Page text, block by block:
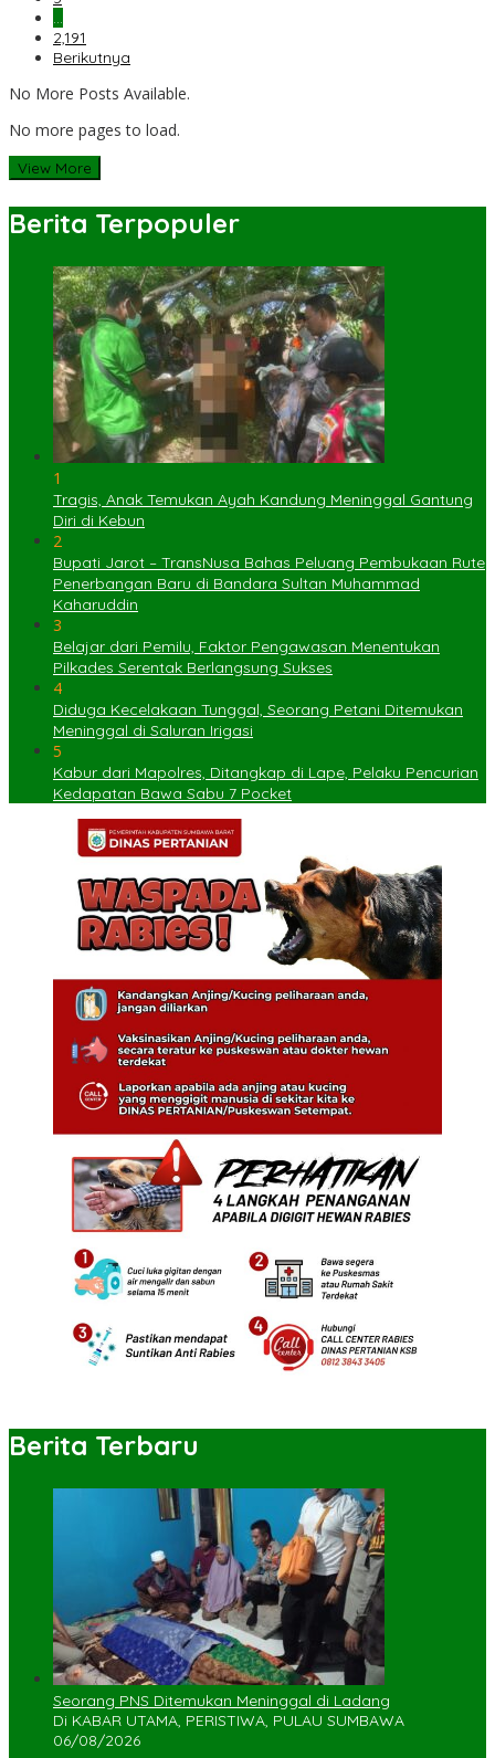
…
2,191
Berikutnya
No More Posts Available.
No more pages to load.
View More
Berita Terpopuler
1
Tragis, Anak Temukan Ayah Kandung Meninggal Gantung
Diri di Kebun
2
Bupati Jarot – TransNusa Bahas Peluang Pembukaan Rute
Penerbangan Baru di Bandara Sultan Muhammad
Kaharuddin
3
Belajar dari Pemilu, Faktor Pengawasan Menentukan
Pilkades Serentak Berlangsung Sukses
4
Diduga Kecelakaan Tunggal, Seorang Petani Ditemukan
Meninggal di Saluran Irigasi
5
Kabur dari Mapolres, Ditangkap di Lape, Pelaku Pencurian
Kedapatan Bawa Sabu 7 Pocket
Berita Terbaru
Seorang PNS Ditemukan Meninggal di Ladang
Di KABAR UTAMA, PERISTIWA, PULAU SUMBAWA
06/08/2026